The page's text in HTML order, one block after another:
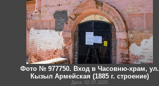
Фото № 977750. Вход в Часовню-храм, ул.
Кызыл Армейская (1885 г. строение)
Дата: 02.07.2020